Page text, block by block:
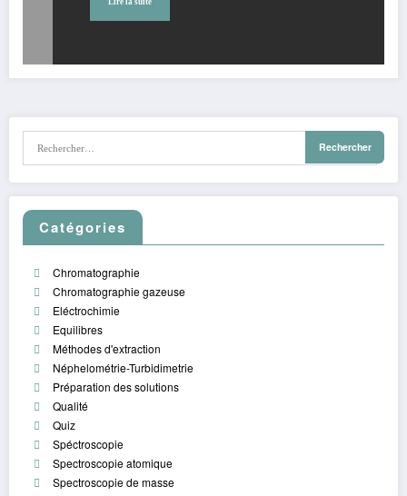
Lire la suite
Catégories
Chromatographie
Chromatographie gazeuse
Eléctrochimie
Equilibres
Méthodes d'extraction
Néphelométrie-Turbidimetrie
Préparation des solutions
Qualité
Quiz
Spéctroscopie
Spectroscopie atomique
Spectroscopie de masse